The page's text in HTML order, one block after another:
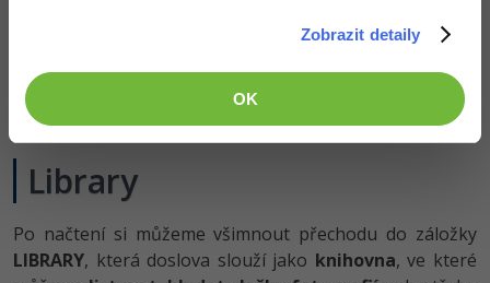
Zobrazit detaily
OK
Na levé straně se nachází celá cesta ke složce a na pravé
možnost aplikace presetu apod. K těmto pokročilým funkcím
se v pozdějších fázích kurzu dostaneme
Library
Po načtení si můžeme všimnout přechodu do záložky
LIBRARY, která doslova slouží jako knihovna, ve které